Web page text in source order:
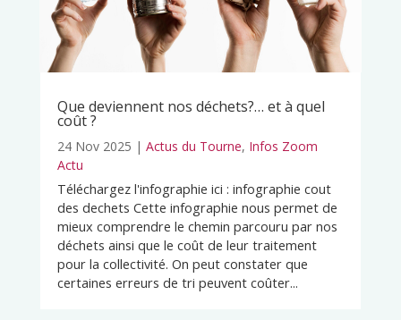
Que deviennent nos déchets?… et à quel
coût ?
24 Nov 2025 | Actus du Tourne, Infos Zoom
Actu
Téléchargez l'infographie ici : infographie cout
des dechets Cette infographie nous permet de
mieux comprendre le chemin parcouru par nos
déchets ainsi que le coût de leur traitement
pour la collectivité. On peut constater que
certaines erreurs de tri peuvent coûter...